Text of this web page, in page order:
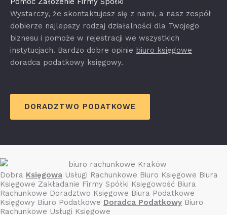
Wystarczy, że skontaktujesz się z nami, a nasz zespół
dobierze najlepszy rodzaj działalności dla Twojego
biznesu i pomoże w rejestracji we wszystkich
instytucjach. Bardzo dobre opinie biuro księgowe
doradca podatkowy księgowy.
DORADZTWO PODATKOWE
Dobra Księgowa Usługi Rachunkowe Biuro Księgowe Biura
Księgowe Zakładanie Firmy Spółki Księgowość Biura
Rachunkowe Doradztwo Księgowe Biura Podatkowe
Księgowy Biuro Podatkowe Doradca Podatkowy Biuro
Rachunkowe Usługi Księgowe